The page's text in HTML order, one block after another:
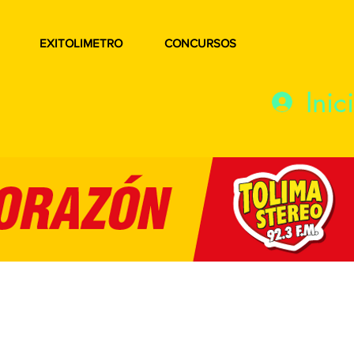
EXITOLIMETRO CONCURSOS